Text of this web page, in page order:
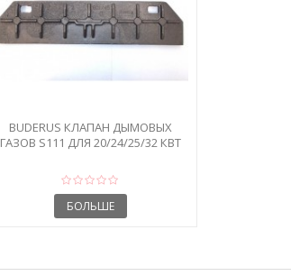
BUDERUS КЛАПАН ДЫМОВЫХ
ГАЗОВ S111 ДЛЯ 20/24/25/32 КВТ
БОЛЬШЕ